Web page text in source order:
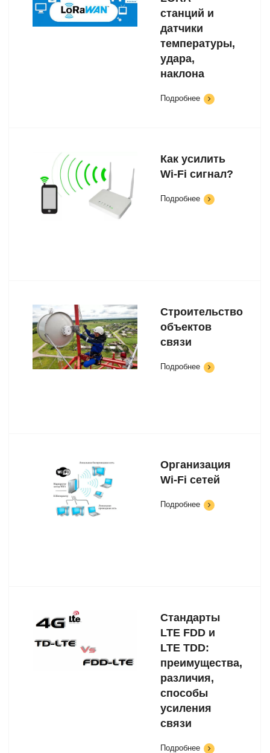
станций и
датчики
температуры,
удара,
наклона
Подробнее
Как усилить
Wi-Fi сигнал?
Подробнее
Строительство
объектов
связи
Подробнее
Организация
Wi-Fi сетей
Подробнее
Стандарты
LTE FDD и
LTE TDD:
преимущества,
различия,
способы
усиления
связи
Подробнее